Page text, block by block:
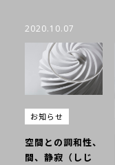
2020.10.07
お知らせ
空間との調和性、
間、静寂（しじ